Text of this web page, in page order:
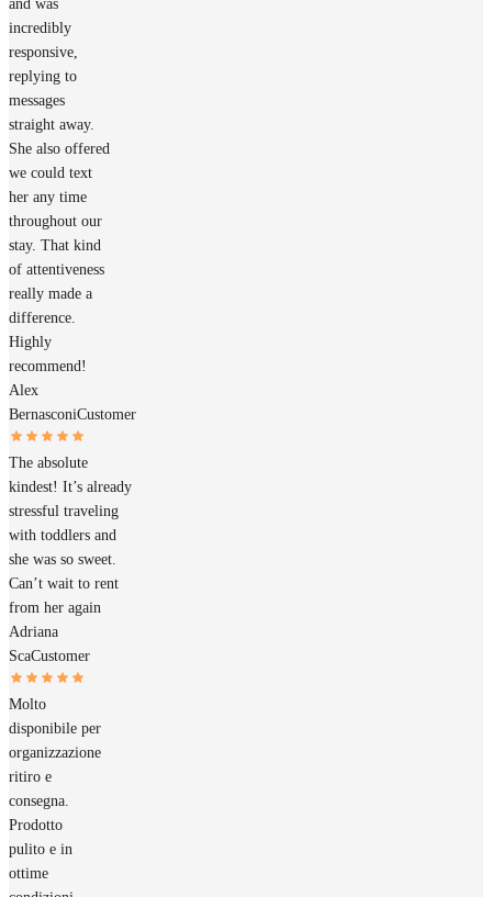
and was
incredibly
responsive,
replying to
messages
straight away.
She also offered
we could text
her any time
throughout our
stay. That kind
of attentiveness
really made a
difference.
Highly
recommend!
Alex
BernasconiCustomer
The absolute
kindest! It’s already
stressful traveling
with toddlers and
she was so sweet.
Can’t wait to rent
from her again
Adriana
ScaCustomer
Molto
disponibile per
organizzazione
ritiro e
consegna.
Prodotto
pulito e in
ottime